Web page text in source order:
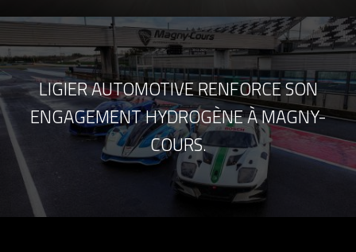
LIGIER AUTOMOTIVE RENFORCE SON
ENGAGEMENT HYDROGÈNE À MAGNY-
COURS.